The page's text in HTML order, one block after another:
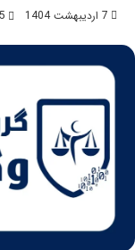
7 اردیبهشت 1404